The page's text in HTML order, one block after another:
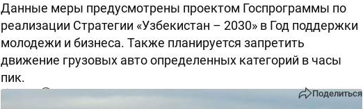
Данные меры предусмотрены проектом Госпрограммы по
реализации Стратегии «Узбекистан – 2030» в Год поддержки
молодежи и бизнеса. Также планируется запретить
движение грузовых авто определенных категорий в часы
пик.
Поделиться